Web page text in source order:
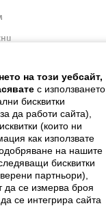
на този уебсайт,
с използването
бисквитки
да работи сайта),
(които ни
как използвате
на нашите
бисквитки
партньори),
да се измерва броя
се интегрира сайта